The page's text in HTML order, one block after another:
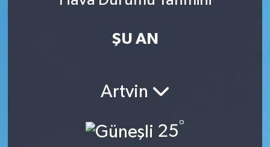
ŞU AN
Artvin
25°